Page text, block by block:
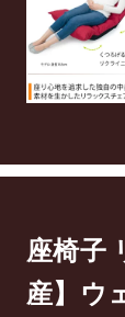
座椅子
産】ウ